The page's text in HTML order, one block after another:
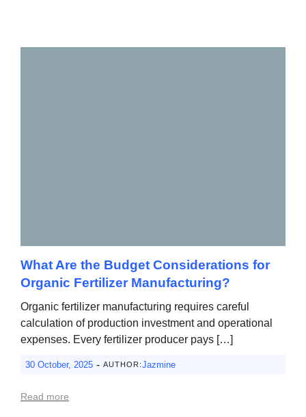
What Are the Budget Considerations for
Organic Fertilizer Manufacturing?
Organic fertilizer manufacturing requires careful
calculation of production investment and operational
expenses. Every fertilizer producer pays […]
30 October, 2025 - AUTHOR:Jazmine
Read more